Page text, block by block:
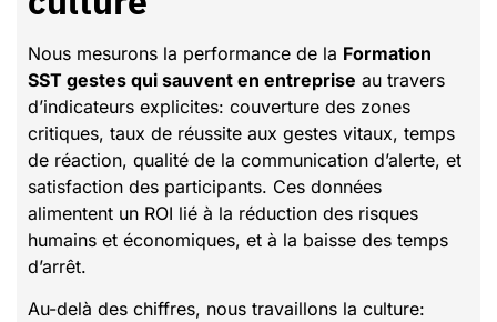
Nous mesurons la performance de la Formation
SST gestes qui sauvent en entreprise au travers
d’indicateurs explicites: couverture des zones
critiques, taux de réussite aux gestes vitaux, temps
de réaction, qualité de la communication d’alerte, et
satisfaction des participants. Ces données
alimentent un ROI lié à la réduction des risques
humains et économiques, et à la baisse des temps
d’arrêt.
Au-delà des chiffres, nous travaillons la culture: